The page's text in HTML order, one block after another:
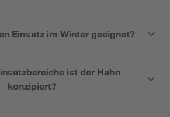
Einsatz im Winter geeignet?
ist der Hahn
konzipiert?